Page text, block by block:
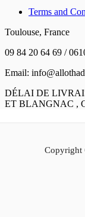
Terms and
Toulouse, France
09 84 20 64 69 /
Email:
DÉLAI DE
ET BLANGNAC ,
Copyright